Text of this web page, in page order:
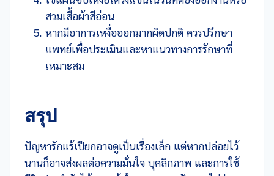
สวมเสื้อผ้าสีอ่อน
หากมีอาการเหงื่อออกมากผิดปกติ ควรปรึกษา
แพทย์เพื่อประเมินและหาแนวทางการรักษาที่
เหมาะสม
สรุป
ปัญหารักแร้เปียกอาจดูเป็นเรื่องเล็ก แต่หากปล่อยไว้
นานก็อาจส่งผลต่อความมั่นใจ บุคลิกภาพ และการใช้